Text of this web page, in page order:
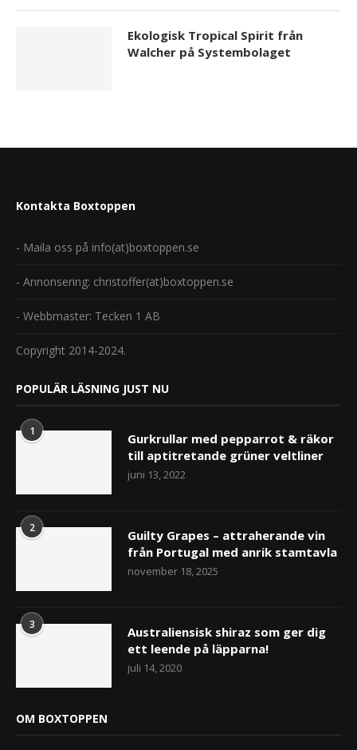
Ekologisk Tropical Spirit från
Walcher på Systembolaget
Kontakta Boxtoppen
- Maila oss på info(at)boxtoppen.se
- Annonsering: christoffer(at)boxtoppen.se
- Webbmaster: Tecken 1 AB
Copyright 2014-2024.
POPULÄR LÄSNING JUST NU
1
Gurkrullar med pepparrot & räkor
till aptitretande grüner veltliner
juni 13, 2022
2
Guilty Grapes – attraherande vin
från Portugal med anrik stamtavla
november 18, 2025
3
Australiensisk shiraz som ger dig
ett leende på läpparna!
juli 14, 2020
OM BOXTOPPEN